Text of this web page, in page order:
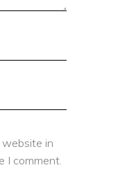
website in
I comment.